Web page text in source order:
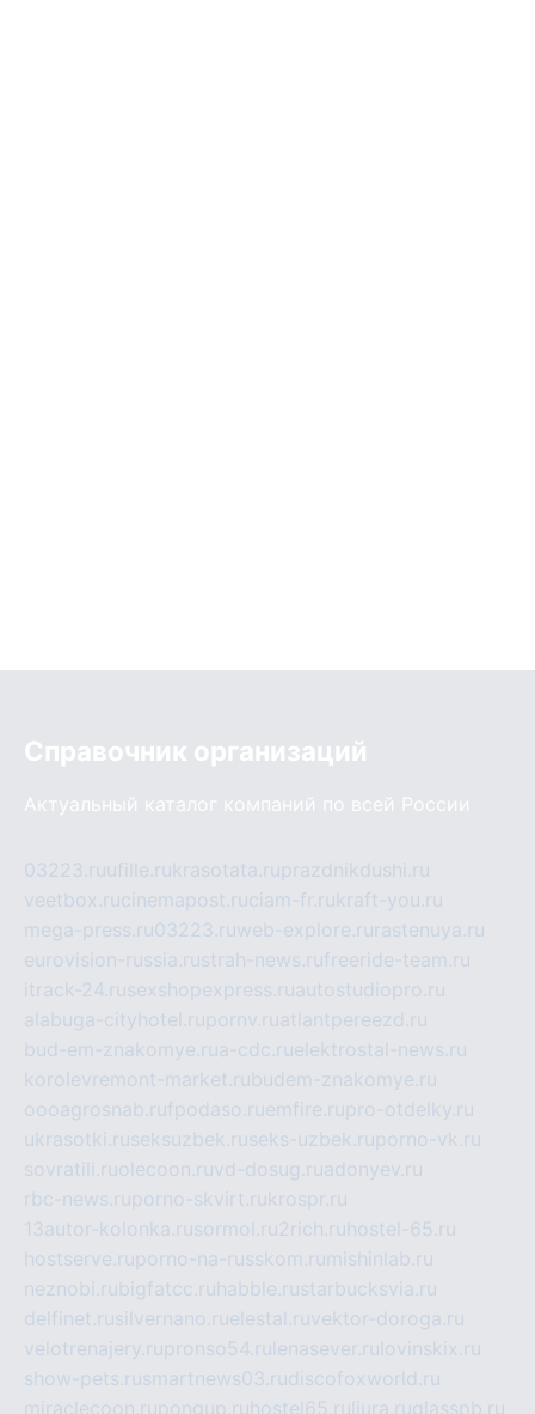
Справочник организаций
Актуальный каталог компаний по всей России
03223.ruufille.rukrasotata.ruprazdnikdushi.ru
veetbox.rucinemapost.ruciam-fr.rukraft-you.ru
mega-press.ru03223.ruweb-explore.ru rastenuya.ru
eurovision-russia.rustrah-news.rufreeride-team.ru
itrack-24.rusexshopexpress.ruautostudiopro.ru
alabuga-cityhotel.rupornv.ruatlantpereezd.ru
bud-em-znakomye.rua-cdc.ruelektrostal-news.ru
korolevremont-market.rubudem-znakomye.ru
oooagrosnab.rufpodaso.ruemfire.rupro-otdelky.ru
ukrasotki.ruseksuzbek.ruseks-uzbek.ruporno-vk.ru
sovratili.ruolecoon.ruvd-dosug.ruadonyev.ru
rbc-news.ruporno-skvirt.rukrospr.ru
13autor-kolonka.rusormol.ru2rich.ru hostel-65.ru
hostserve.ruporno-na-russkom.ru mishinlab.ru
neznobi.rubigfatcc.ru habble.rustarbucksvia.ru
delfinet.rusilvernano.ruelestal.ruvektor-doroga.ru
velotrenajery.rupronso54.ru lenasever.ru lovinskix.ru
show-pets.rusmartnews03.rudiscofoxworld.ru
miraclecoon.rupongup.ru hostel65.ru liura.ruglasspb.ru